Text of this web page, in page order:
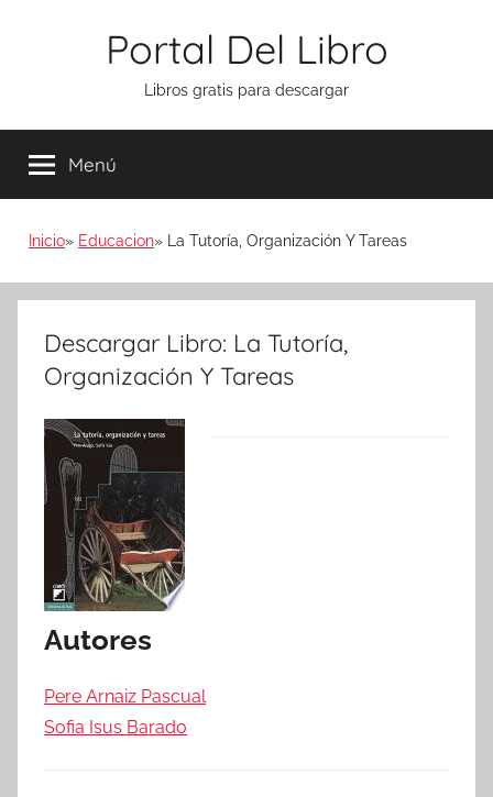
Portal Del Libro
Libros gratis para descargar
Menú
Inicio Educacion La Tutoría, Organización Y Tareas
Descargar Libro: La Tutoría,
Organización Y Tareas
Autores
Pere Arnaiz Pascual
Sofia Isus Barado